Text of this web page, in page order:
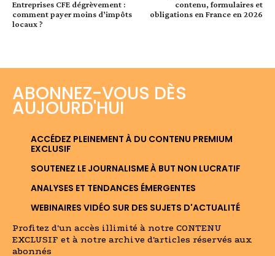
Entreprises CFE dégrèvement :
comment payer moins d’impôts
locaux ?
contenu, formulaires et
obligations en France en 2026
ABONNEZ-VOUS DÈS
AUJOURD'HUI
ACCÉDEZ PLEINEMENT À DU CONTENU PREMIUM
EXCLUSIF
SOUTENEZ LE JOURNALISME À BUT NON LUCRATIF
ANALYSES ET TENDANCES ÉMERGENTES
WEBINAIRES VIDÉO SUR DES SUJETS D'ACTUALITÉ
Profitez d'un accès illimité à notre CONTENU
EXCLUSIF et à notre archive d'articles réservés aux
abonnés